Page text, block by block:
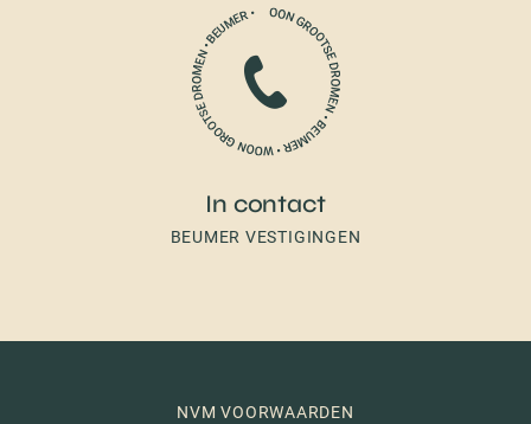
In contact
BEUMER VESTIGINGEN
NVM VOORWAARDEN